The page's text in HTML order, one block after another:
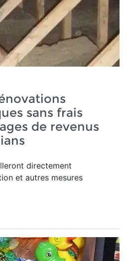
sans frais
de revenus
directement
et autres mesures